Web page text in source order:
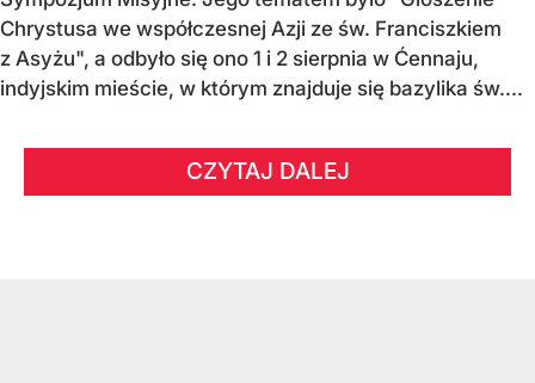
Chrystusa we współczesnej Azji ze św. Franciszkiem
z Asyżu", a odbyło się ono 1 i 2 sierpnia w Ćennaju,
indyjskim mieście, w którym znajduje się bazylika św....
CZYTAJ DALEJ